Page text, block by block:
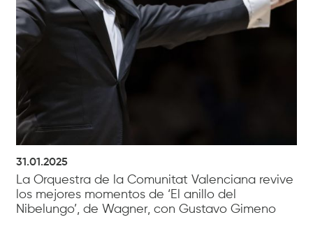
31.01.2025
La Orquestra de la Comunitat Valenciana revive
los mejores momentos de ‘El anillo del
Nibelungo’, de Wagner, con Gustavo Gimeno